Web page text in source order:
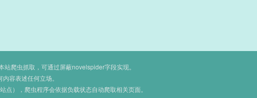
爬虫抓取，可通过屏蔽novelspider字段实现。
容表述任何立场。
），爬虫程序会依据负载状态自动爬取相关页面。